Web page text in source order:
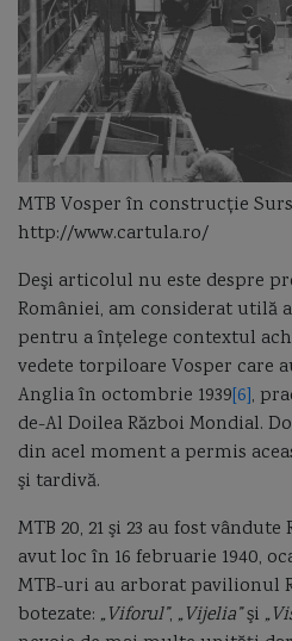
MTB Vosper în construcție
http://www.cartula.ro/
Deşi articolul nu este despre
României, am considerat utilă
pentru a înţelege contextul
vedete torpiloare Vosper care
Anglia în octombrie 1939[6],
de-Al Doilea Război Mondial.
din acel moment a permis
şi tardivă.
MTB 20, 21 şi 23 au fost vândute
avut loc în 16 februarie 1940,
MTB-uri au arborat pavilionul
botezate: „Viforul”, „Vijelia”şi